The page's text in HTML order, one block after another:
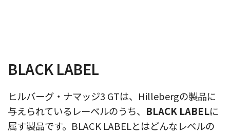
BLACK LABEL
ヒルバーグ・ナマッジ3 GTは、Hillebergの製品に
与えられているレーベルのうち、 BLACK LABELに
属す製品です。BLACK LABELとはどんなレベルの